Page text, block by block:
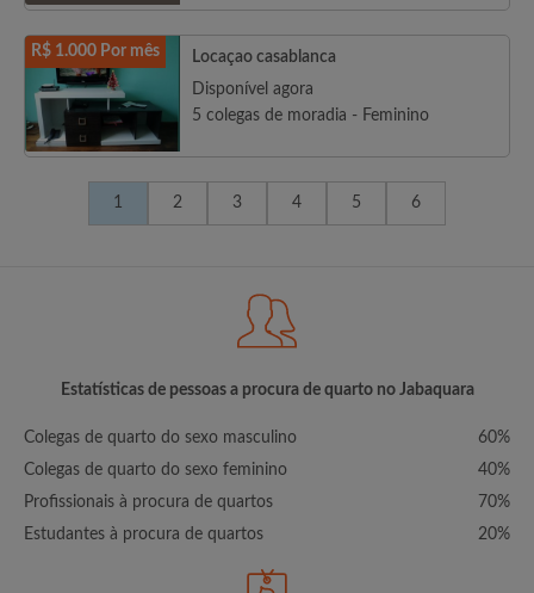
R$ 1.000 Por mês
Locaçao casablanca
Disponível agora
5 colegas de moradia - Feminino
1 2 3 4 5 6
Estatísticas de pessoas a procura de quarto no Jabaquara
Colegas de quarto do sexo masculino
60%
Colegas de quarto do sexo feminino
40%
Profissionais à procura de quartos
70%
Estudantes à procura de quartos
20%